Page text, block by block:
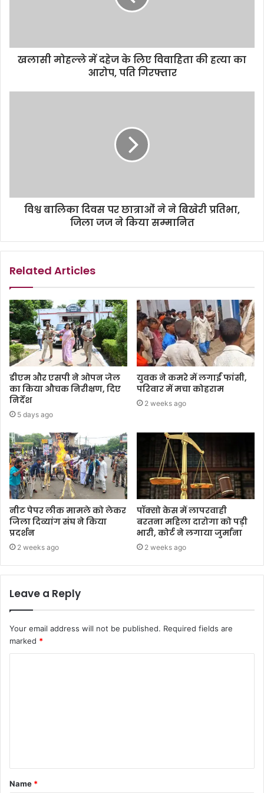
खलासी मोहल्ले में दहेज के लिए विवाहिता की हत्या का
आरोप, पति गिरफ्तार
विश्व बालिका दिवस पर छात्राओं ने ने बिखेरी प्रतिभा,
जिला जज ने किया सम्मानित
Related Articles
डीएम और एसपी ने ओपन जेल
का किया औचक निरीक्षण, दिए
निर्देश
5 days ago
युवक ने कमरे में लगाईं फांसी,
परिवार में मचा कोहराम
2 weeks ago
नीट पेपर लीक मामले को लेकर
जिला दिव्यांग संघ ने किया
प्रदर्शन
2 weeks ago
पॉक्सो केस में लापरवाही
बरतना महिला दारोगा को पड़ी
भारी, कोर्ट ने लगाया जुर्माना
2 weeks ago
Leave a Reply
Your email address will not be published. Required fields are
marked *
Name *